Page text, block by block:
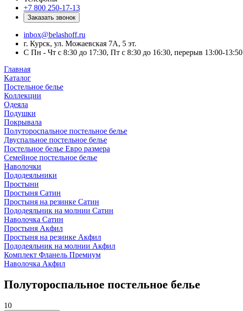
+7 800 250-17-13
Заказать звонок
inbox@belashoff.ru
г. Курск, ул. Можаевская 7А, 5 эт.
C Пн - Чт с 8:30 до 17:30, Пт с 8:30 до 16:30, перерыв 13:00-13:50
Главная
Каталог
Постельное белье
Коллекции
Одеяла
Подушки
Покрывала
Полутороспальное постельное белье
Двуспальное постельное белье
Постельное белье Евро размера
Семейное постельное белье
Наволочки
Пододеяльники
Простыни
Простыня Сатин
Простыня на резинке Сатин
Пододеяльник на молнии Сатин
Наволочка Сатин
Простыня Акфил
Простыня на резинке Акфил
Пододеяльник на молнии Акфил
Комплект Фланель Премиум
Наволочка Акфил
Полутороспальное постельное белье
10